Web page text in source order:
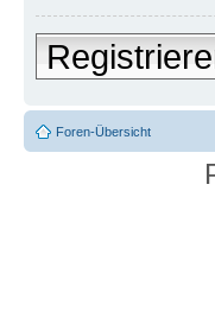
Foren-Übersicht